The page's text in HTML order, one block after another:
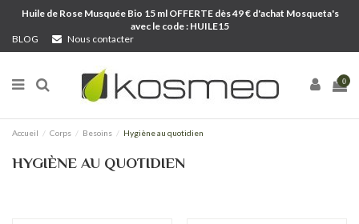
Huile de Rose Musquée Bio 15 ml OFFERTE dès 49 € d'achat Mosqueta's
avec le code : HUILE15
BLOG
Nous contacter
0
Accueil Corps Besoins Hygiène au quotidien
HYGIÈNE AU QUOTIDIEN